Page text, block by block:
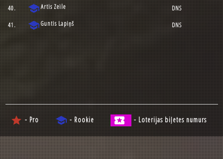
40.
schoolArtis Zeile
DNS
41.
schoolGuntis Lapiņš DNS
star - Pro school - Rookie local_activity - Loterijas biļetes numurs